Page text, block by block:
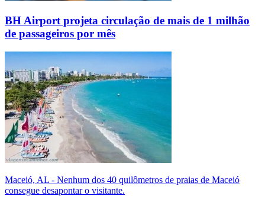
BH Airport projeta circulação de mais de 1 milhão
de passageiros por mês
Maceió, AL - Nenhum dos 40 quilômetros de praias de Maceió
consegue desapontar o visitante.